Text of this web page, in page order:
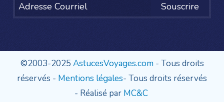
Souscrire
©2003-2025 AstucesVoyages.com - Tous droits
réservés - Mentions légales- Tous droits réservés
- Réalisé par MC&C